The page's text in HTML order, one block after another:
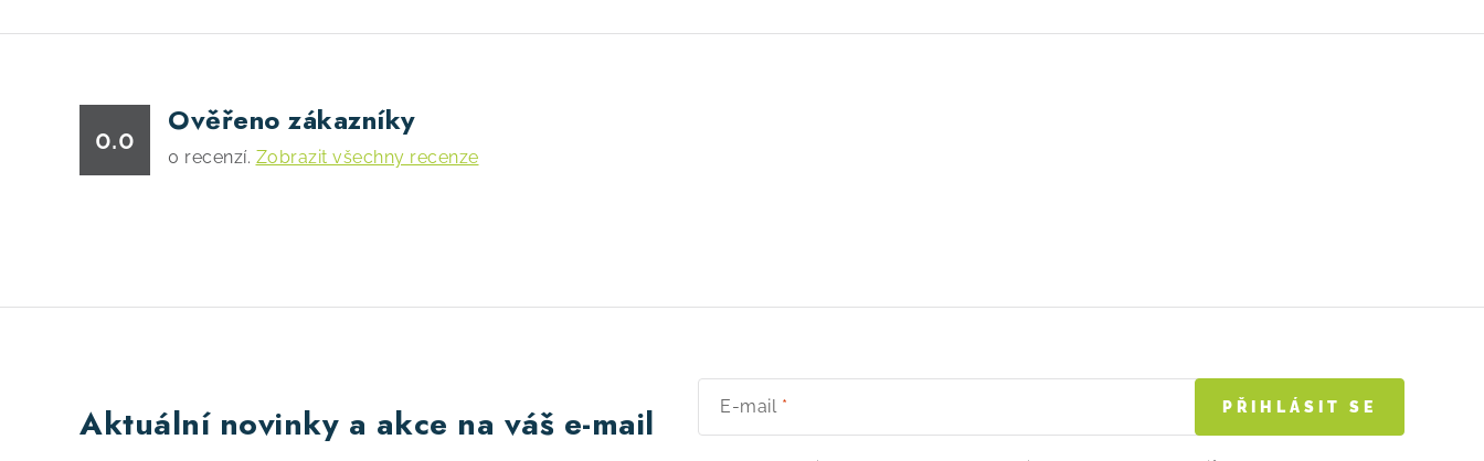
0.0
Ověřeno zákazníky
0 recenzí. Zobrazit všechny recenze
Aktuální novinky a akce na váš e-mail E-mail PŘIHLÁSIT SE